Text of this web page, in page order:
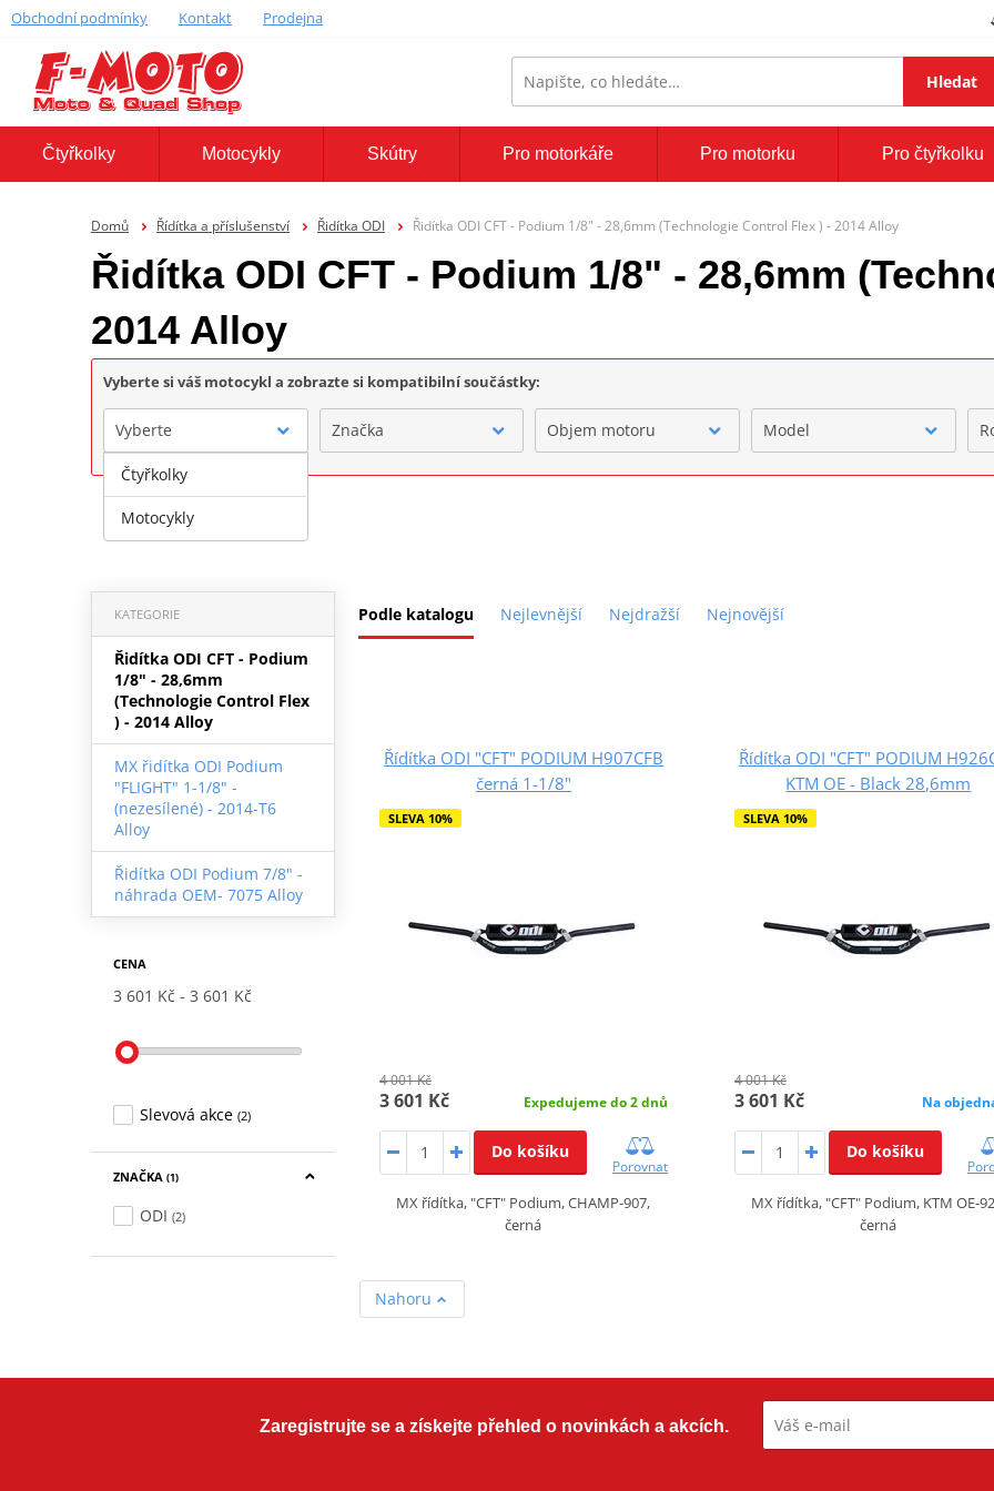
Obchodní podmínky Kontakt Prodejna
Hledat
Čtyřkolky Motocykly Skútry Pro motorkáře Pro motorku Pro čtyřkolku
Domů Řídítka a příslušenství Řidítka ODI Řidítka ODI CFT - Podium 1/8" - 28,6mm (Technologie Control Flex ) - 2014 Alloy
Řidítka ODI CFT - Podium 1/8" - 28,6mm
2014 Alloy
Vyberte si váš motocykl a zobrazte si kompatibilní součástky:
Vyberte Značka Objem motoru Model
Podle katalogu Nejlevnější Nejdražší Nejnovější
KATEGORIE
Řidítka ODI CFT - Podium
1/8" - 28,6mm
(Technologie Control Flex
) - 2014 Alloy
MX řidítka ODI Podium
"FLIGHT" 1-1/8" -
(nezesílené) - 2014-T6
Alloy
Řidítka ODI Podium 7/8" -
náhrada OEM- 7075 Alloy
CENA
3 601 Kč 3 601 Kč
Slevová akce (2)
ZNAČKA (1)
ODI (2)
Řídítka ODI "CFT" PODIUM H907CFB
černá 1-1/8"
SLEVA 10%
4 001 Kč
3 601 Kč Expedujeme do 2 dnů
Do košíku
Porovnat
MX řídítka, "CFT" Podium, CHAMP-907,
černá
Řídítka ODI "CFT" PODIUM
KTM OE - Black 28,6mm
SLEVA 10%
4 001 Kč
3 601 Kč Na
Do košíku
MX řídítka, "CFT" Podium, KTM OE-
černá
Nahoru
Zaregistrujte se a získejte přehled o novinkách a akcích.
Čtyřkolky
Motocykly